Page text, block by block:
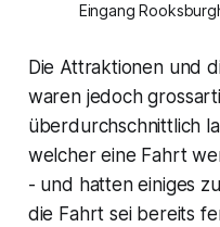
Eingang
Die Attraktionen und
waren jedoch
überdurchschnittlich
welcher eine Fahrt
- und hatten einiges
die Fahrt sei bereits